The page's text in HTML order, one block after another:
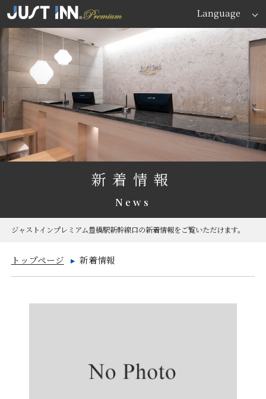
Language
ジャストインプレミアム豊橋駅新幹線口の新着情報をご覧いただけます。
新着情報
News
トップページ 新着情報